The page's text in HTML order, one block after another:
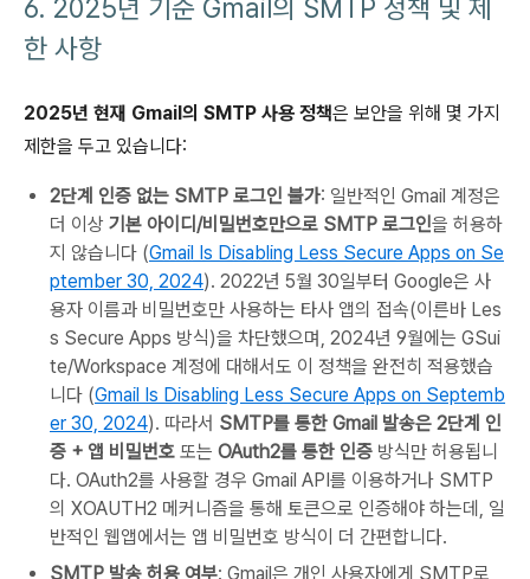
6. 2025년 기준 Gmail의 SMTP 정책 및 제
한 사항
2025년 현재 Gmail의 SMTP 사용 정책은 보안을 위해 몇 가지
제한을 두고 있습니다:
2단계 인증 없는 SMTP 로그인 불가: 일반적인 Gmail 계정은
더 이상 기본 아이디/비밀번호만으로 SMTP 로그인을 허용하
지 않습니다 (Gmail Is Disabling Less Secure Apps on Se
ptember 30, 2024). 2022년 5월 30일부터 Google은 사
용자 이름과 비밀번호만 사용하는 타사 앱의 접속(이른바 Les
s Secure Apps 방식)을 차단했으며, 2024년 9월에는 GSui
te/Workspace 계정에 대해서도 이 정책을 완전히 적용했습
니다 (Gmail Is Disabling Less Secure Apps on Septemb
er 30, 2024). 따라서 SMTP를 통한 Gmail 발송은 2단계 인
증 + 앱 비밀번호 또는 OAuth2를 통한 인증 방식만 허용됩니
다. OAuth2를 사용할 경우 Gmail API를 이용하거나 SMTP
의 XOAUTH2 메커니즘을 통해 토큰으로 인증해야 하는데, 일
반적인 웹앱에서는 앱 비밀번호 방식이 더 간편합니다.
SMTP 발송 허용 여부: Gmail은 개인 사용자에게 SMTP로